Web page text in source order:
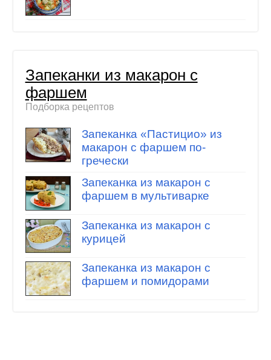
Запеканки из макарон с
фаршем
Подборка рецептов
Запеканка «Пастицио» из
макарон с фаршем по-
гречески
Запеканка из макарон с
фаршем в мультиварке
Запеканка из макарон с
курицей
Запеканка из макарон с
фаршем и помидорами